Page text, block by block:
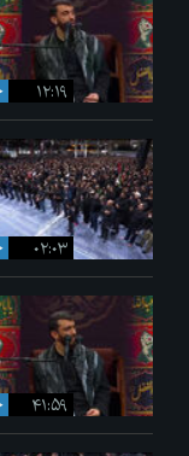
۱۲:۱۹
۰۲:۰۳
۴۱:۵۹